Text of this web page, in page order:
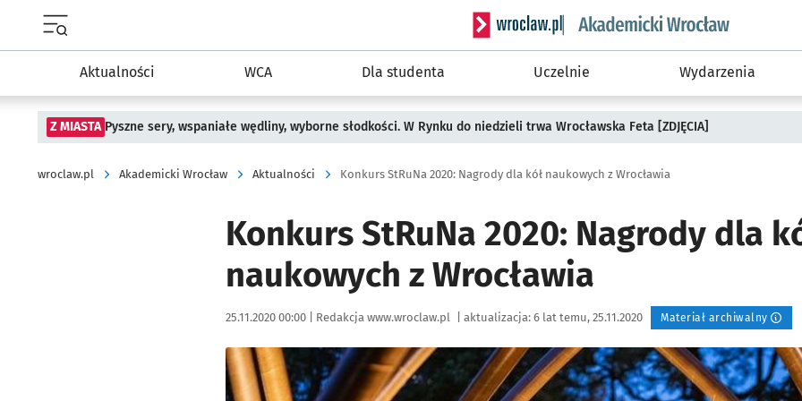
Menu główne portalu wroclaw.pl
Serwis informacyjny wroclaw.pl podserwis:
Aktualności WCA Dla studenta Uczelnie Wydarzenia
Z MIASTA Pyszne sery, wspaniałe wędliny, wyborne słodkości. W Rynku do niedzieli trwa Wrocławska Feta [ZDJĘCIA]
wroclaw.pl Akademicki Wrocław Aktualności Konkurs StRuNa 2020: Nagrody dla kół naukowych z Wrocławia
Konkurs StRuNa 2020: Nagrody dla
naukowych z Wrocławia
Data publikacji:
25.11.2020 00:00 | Autor:
Redakcja www.wroclaw.pl aktualizacja: 6 lat temu, 25.11.2020 Materiał archiwalny
Kliknij, aby powiększyć